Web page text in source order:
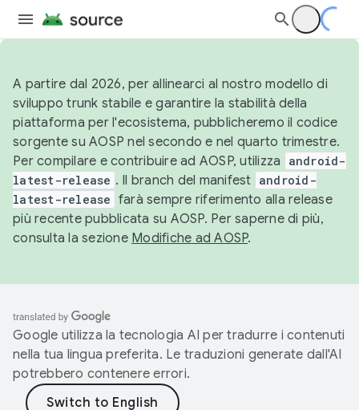
A partire dal 2026, per allinearci al nostro modello di
sviluppo trunk stabile e garantire la stabilità della
piattaforma per l'ecosistema, pubblicheremo il codice
sorgente su AOSP nel secondo e nel quarto trimestre.
Per compilare e contribuire ad AOSP, utilizza
android-
latest-release . Il branch del manifest android-
latest-release farà sempre riferimento alla release
più recente pubblicata su AOSP. Per saperne di più,
consulta la sezione Modifiche ad AOSP.
Google utilizza la tecnologia AI per tradurre i contenuti
nella tua lingua preferita. Le traduzioni generate dall'AI
potrebbero contenere errori.